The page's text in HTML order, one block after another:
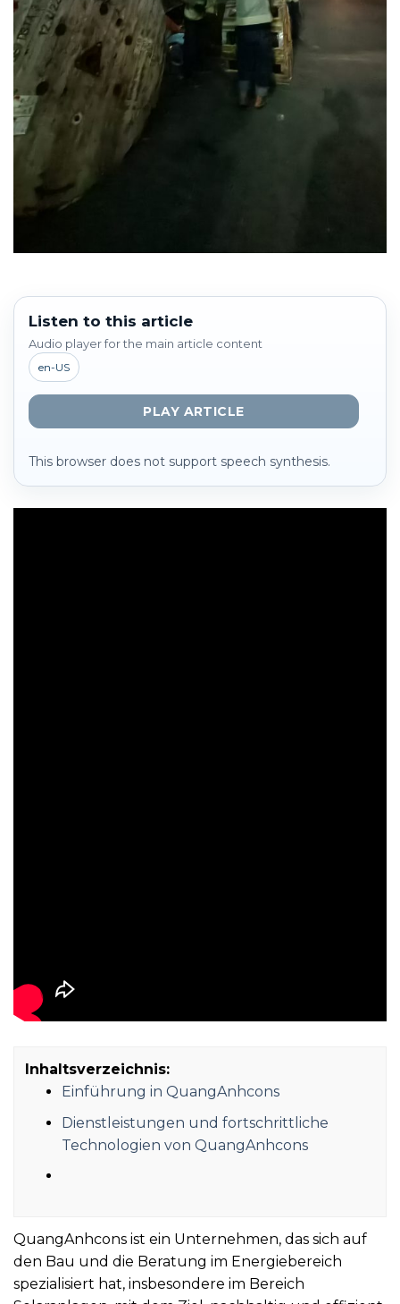
Listen to this article
Audio player for the main article content
en-US
PLAY ARTICLE
This browser does not support speech synthesis.
Inhaltsverzeichnis:
Einführung in QuangAnhcons
Dienstleistungen und fortschrittliche
Technologien von QuangAnhcons
QuangAnhcons ist ein Unternehmen, das sich auf
den Bau und die Beratung im Energiebereich
spezialisiert hat, insbesondere im Bereich